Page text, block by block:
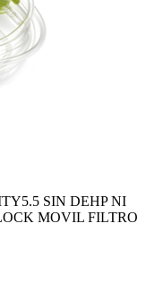
SIN DEHP NI
MOVIL FILTRO